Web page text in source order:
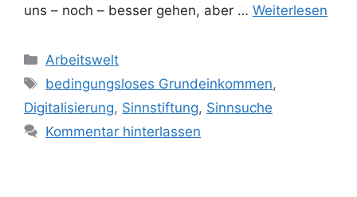
uns – noch – besser gehen, aber … Weiterlesen
Kategorien
Arbeitswelt
Schlagwörter
bedingungsloses Grundeinkommen,
Digitalisierung, Sinnstiftung, Sinnsuche
Kommentar hinterlassen